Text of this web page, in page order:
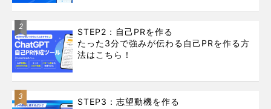
2
STEP2：自己PRを作る
たった3分で強みが伝わる自己PRを作る方
法はこちら！
3
STEP3：志望動機を作る